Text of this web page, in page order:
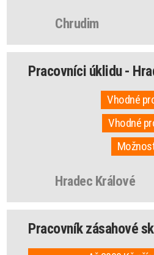
Chrudim
Pracovníci úklidu -
Vhodné
Vhodné
Hradec Králové
Pracovník zásahové